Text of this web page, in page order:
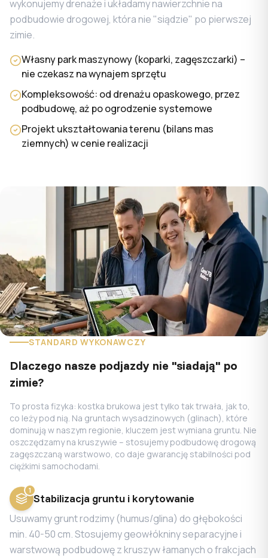
wykonujemy drenaże i układamy nawierzchnie na
podbudowie drogowej, która nie "siądzie" po pierwszej
zimie.
Własny park maszynowy (koparki, zagęszczarki) –
nie czekasz na wynajem sprzętu
Kompleksowość: od drenażu opaskowego, przez
podbudowę, aż po ogrodzenie systemowe
Projekt ukształtowania terenu (bilans mas
ziemnych) w cenie realizacji
STANDARD WYKONAWCZY
Dlaczego nasze podjazdy nie "siadają" po
zimie?
To prosta fizyka: kostka brukowa jest tylko tak trwała, jak to,
co leży pod nią. Na gruntach wysadzinowych (glinach), które
dominują w naszym regionie, kluczem jest wymiana gruntu. Nie
oszczędzamy na kruszywie – stosujemy podbudowę drogową
zagęszczaną warstwowo, co daje gwarancję stabilności pod
ciężkimi samochodami.
1
Stabilizacja gruntu i korytowanie
Usuwamy grunt rodzimy (humus/glina) do głębokości
min. 40-50 cm. Stosujemy geowłókniny separacyjne i
warstwową podbudowę z kruszyw łamanych o frakcjach